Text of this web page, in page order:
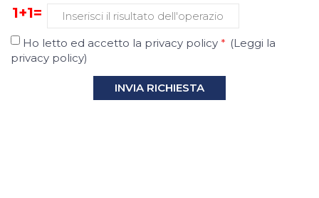
1+1=
Ho letto ed accetto la privacy policy * (Leggi la
privacy policy)
INVIA RICHIESTA